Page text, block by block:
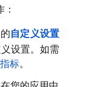
的自定义设置
设置。如需
标。